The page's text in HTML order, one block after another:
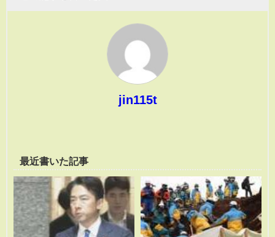
jin115t
最近書いた記事